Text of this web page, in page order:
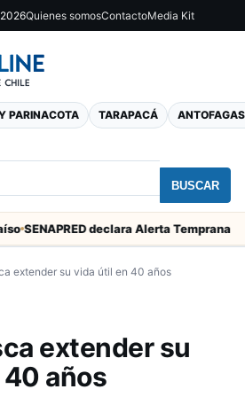
Quienes somosContactoMedia Kit
PARINACOTA TARAPACÁ
BUSCAR
extender su vida útil en 40 años
extender su
años